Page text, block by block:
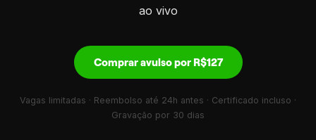
ao vivo
Comprar avulso por R$127
Vagas limitadas · Reembolso até 24h antes · Certificado incluso ·
Gravação por 30 dias